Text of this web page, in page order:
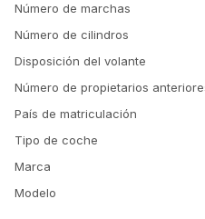
Número de marchas
Número de cilindros
Disposición del volante
Número de propietarios
País de matriculación
Tipo de coche
Marca
Modelo